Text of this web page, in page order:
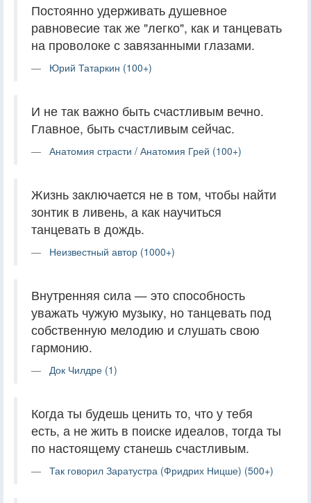
Постоянно удерживать душевное
равновесие так же "легко", как и танцевать
на проволоке с завязанными глазами.
Юрий Татаркин (100+)
И не так важно быть счастливым вечно.
Главное, быть счастливым сейчас.
Анатомия страсти / Анатомия Грей (100+)
Жизнь заключается не в том, чтобы найти
зонтик в ливень, а как научиться
танцевать в дождь.
Неизвестный автор (1000+)
Внутренняя сила — это способность
уважать чужую музыку, но танцевать под
собственную мелодию и слушать свою
гармонию.
Док Чилдре (1)
Когда ты будешь ценить то, что у тебя
есть, а не жить в поиске идеалов, тогда ты
по настоящему станешь счастливым.
Так говорил Заратустра (Фридрих Ницше) (500+)